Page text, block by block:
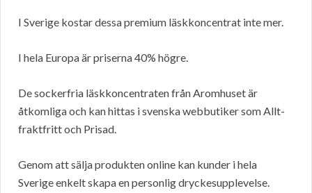
I Sverige kostar dessa premium läskkoncentrat inte mer.
I hela Europa är priserna 40% högre.
De sockerfria läskkoncentraten från Aromhuset är
åtkomliga och kan hittas i svenska webbutiker som Allt-
fraktfritt och Prisad.
Genom att sälja produkten online kan kunder i hela
Sverige enkelt skapa en personlig dryckesupplevelse.